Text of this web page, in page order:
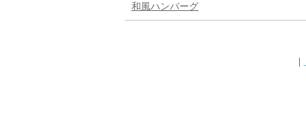
和風ハンバーグ
｜